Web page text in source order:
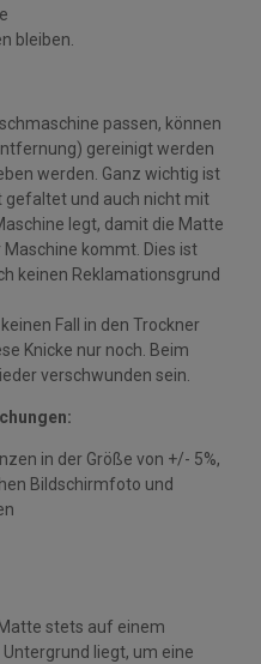
bleiben.
passen, können
gereinigt werden
werden. Ganz wichtig ist
gefaltet und auch nicht mit
legt, damit die Matte
kommt. Dies ist
keinen Reklamationsgrund
Fall in den Trockner
Knicke nur noch. Beim
verschwunden sein.
in der Größe von +/- 5%,
Bildschirmfoto und
stets auf einem
liegt, um eine